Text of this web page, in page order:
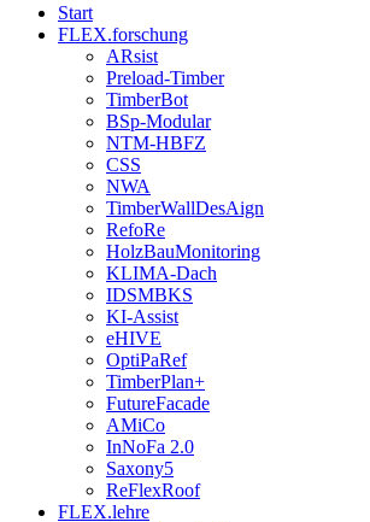
Start
FLEX.forschung
ARsist
Preload-Timber
TimberBot
BSp-Modular
NTM-HBFZ
CSS
NWA
TimberWallDesAign
RefoRe
HolzBauMonitoring
KLIMA-Dach
IDSMBKS
KI-Assist
eHIVE
OptiPaRef
TimberPlan+
FutureFacade
AMiCo
InNoFa 2.0
Saxony5
ReFlexRoof
FLEX.lehre